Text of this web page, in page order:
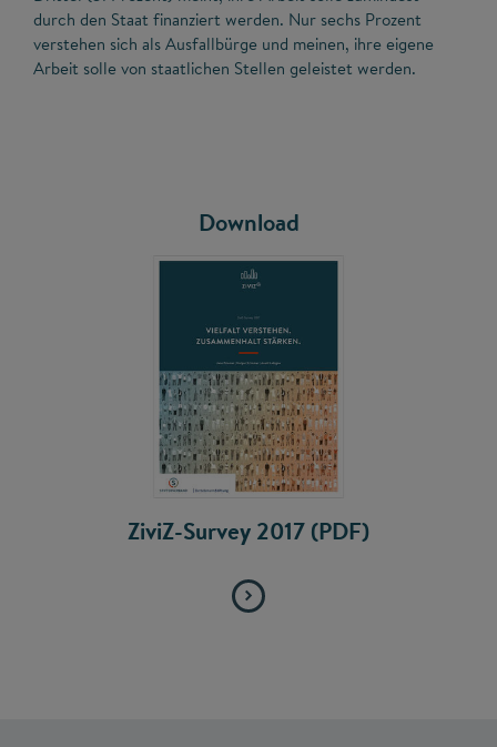
durch den Staat finanziert werden. Nur sechs Prozent
verstehen sich als Ausfallbürge und meinen, ihre eigene
Arbeit solle von staatlichen Stellen geleistet werden.
Download
ZiviZ-Survey 2017 (PDF)